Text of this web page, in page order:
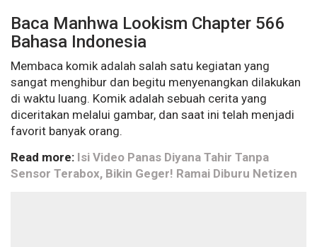
Baca Manhwa Lookism Chapter 566
Bahasa Indonesia
Membaca komik adalah salah satu kegiatan yang
sangat menghibur dan begitu menyenangkan dilakukan
di waktu luang. Komik adalah sebuah cerita yang
diceritakan melalui gambar, dan saat ini telah menjadi
favorit banyak orang.
Read more: Isi Video Panas Diyana Tahir Tanpa
Sensor Terabox, Bikin Geger! Ramai Diburu Netizen